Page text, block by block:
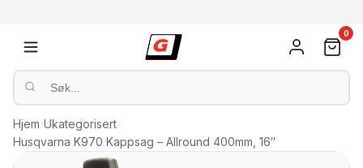
0
Hjem›Ukategorisert›
Husqvarna K970 Kappsag – Allround 400mm, 16″